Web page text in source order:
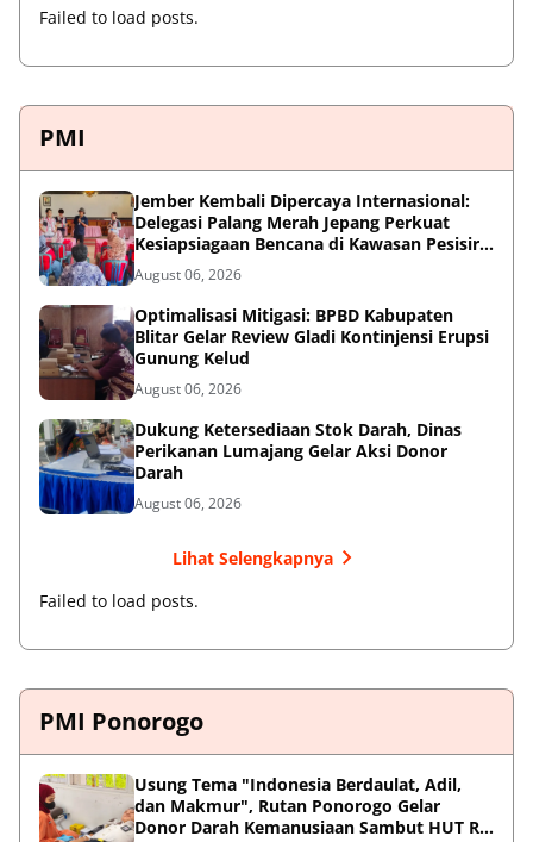
Failed to load posts.
PMI
Jember Kembali Dipercaya Internasional:
Delegasi Palang Merah Jepang Perkuat
Kesiapsiagaan Bencana di Kawasan Pesisir
dan Sekolah
August 06, 2026
Optimalisasi Mitigasi: BPBD Kabupaten
Blitar Gelar Review Gladi Kontinjensi Erupsi
Gunung Kelud
August 06, 2026
Dukung Ketersediaan Stok Darah, Dinas
Perikanan Lumajang Gelar Aksi Donor
Darah
August 06, 2026
Lihat Selengkapnya
Failed to load posts.
PMI Ponorogo
Usung Tema "Indonesia Berdaulat, Adil,
dan Makmur", Rutan Ponorogo Gelar
Donor Darah Kemanusiaan Sambut HUT RI